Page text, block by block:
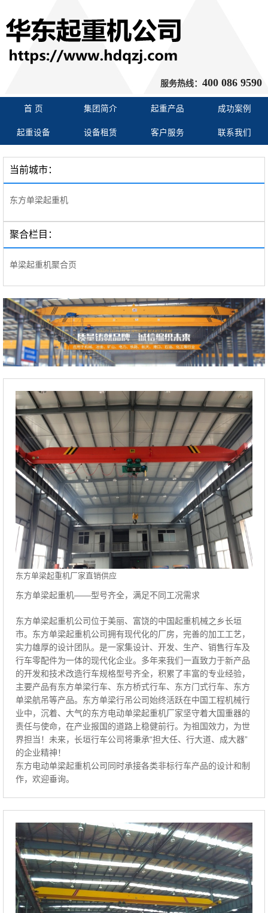
服务热线： 400 086 9590
首 页 集团简介 起重产品 成功案例
起重设备 设备租赁 客户服务 联系我们
当前城市：
东方单梁起重机
聚合栏目：
单梁起重机聚合页
东方单梁起重机厂家直销供应
东方单梁起重机——型号齐全，满足不同工况需求
东方单梁起重机公司位于美丽、富饶的中国起重机械之乡长垣
市。东方单梁起重机公司拥有现代化的厂房，完善的加工工艺，
实力雄厚的设计团队。是一家集设计、开发、生产、销售行车及
行车零配件为一体的现代化企业。多年来我们一直致力于新产品
的开发和技术改造行车规格型号齐全，积累了丰富的专业经验，
主要产品有东方单梁行车、东方桥式行车、东方门式行车、东方
单梁航吊等产品。东方单梁行吊公司始终活跃在中国工程机械行
业中，沉着、大气的东方电动单梁起重机厂家坚守着大国重器的
责任与使命，在产业报国的道路上稳健前行。为祖国效力，为世
界担当！未来，长垣行车公司将秉承“担大任、行大道、成大器”
的企业精神！
东方电动单梁起重机公司同时承接各类非标行车产品的设计和制
作，欢迎垂询。